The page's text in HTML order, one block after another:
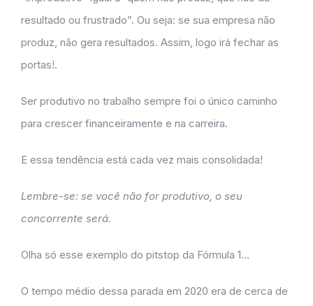
resultado ou frustrado”. Ou seja: se sua empresa não
produz, não gera resultados. Assim, logo irá fechar as
portas!.
Ser produtivo no trabalho sempre foi o único caminho
para crescer financeiramente e na carreira.
E essa tendência está cada vez mais consolidada!
Lembre-se: se você não for produtivo, o seu
concorrente será.
Olha só esse exemplo do pitstop da Fórmula 1…
O tempo médio dessa parada em 2020 era de cerca de